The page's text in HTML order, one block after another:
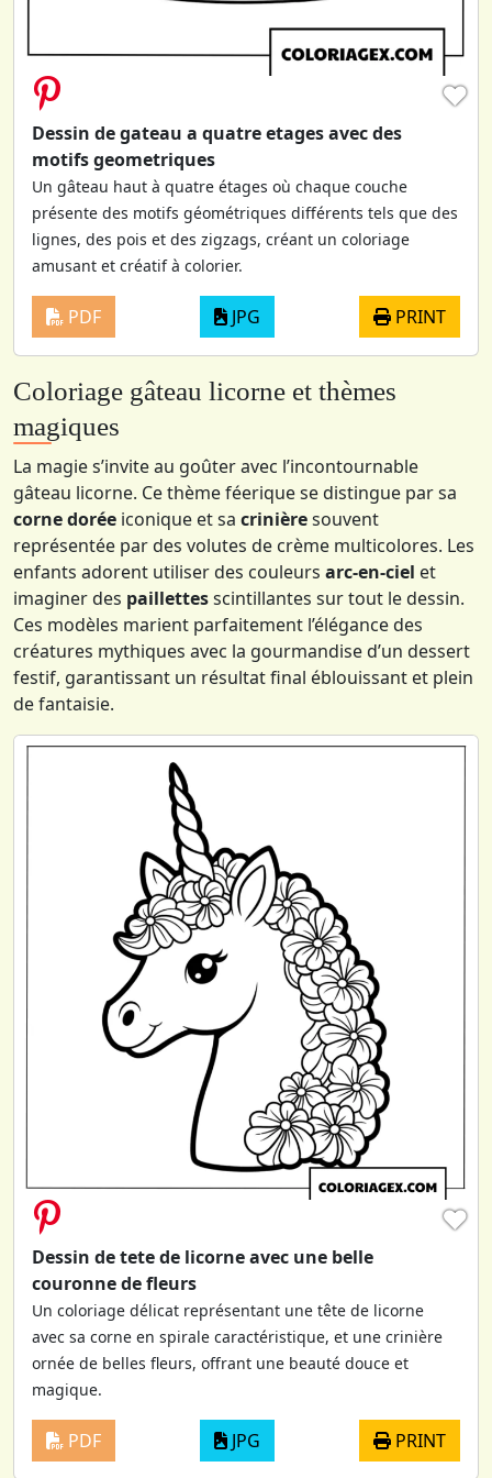
♥
Dessin de gateau a quatre etages avec des
motifs geometriques
Un gâteau haut à quatre étages où chaque couche
présente des motifs géométriques différents tels que des
lignes, des pois et des zigzags, créant un coloriage
amusant et créatif à colorier.
PDF JPG PRINT
Coloriage gâteau licorne et thèmes
magiques
La magie s’invite au goûter avec l’incontournable
gâteau licorne. Ce thème féerique se distingue par sa
corne dorée iconique et sa crinièresouvent
représentée par des volutes de crème multicolores. Les
enfants adorent utiliser des couleurs arc-en-ciel et
imaginer des paillettesscintillantes sur tout le dessin.
Ces modèles marient parfaitement l’élégance des
créatures mythiques avec la gourmandise d’un dessert
festif, garantissant un résultat final éblouissant et plein
de fantaisie.
♥
Dessin de tete de licorne avec une belle
couronne de fleurs
Un coloriage délicat représentant une tête de licorne
avec sa corne en spirale caractéristique, et une crinière
ornée de belles fleurs, offrant une beauté douce et
magique.
PDF JPG PRINT